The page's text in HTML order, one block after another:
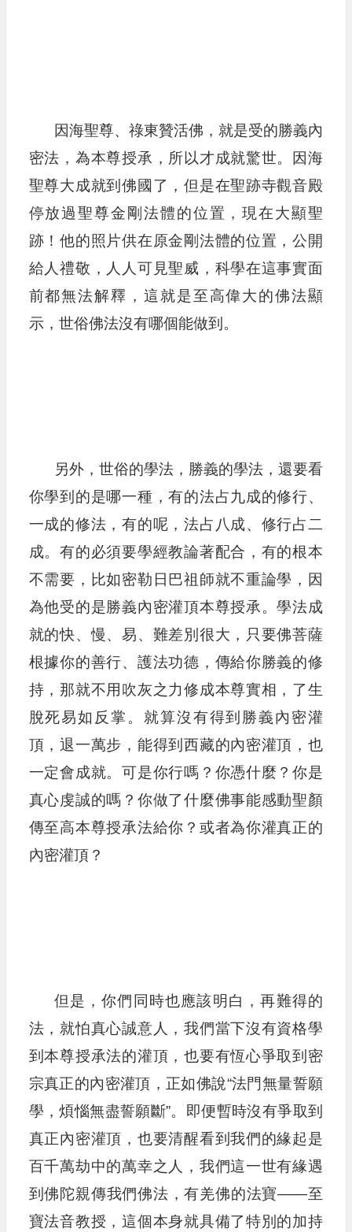
因海聖尊、祿東贊活佛，就是受的勝義內
密法，為本尊授承，所以才成就驚世。因海
聖尊大成就到佛國了，但是在聖跡寺觀音殿
停放過聖尊金剛法體的位置，現在大顯聖
跡！他的照片供在原金剛法體的位置，公開
給人禮敬，人人可見聖威，科學在這事實面
前都無法解釋，這就是至高偉大的佛法顯
示，世俗佛法沒有哪個能做到。
另外，世俗的學法，勝義的學法，還要看
你學到的是哪一種，有的法占九成的修行、
一成的修法，有的呢，法占八成、修行占二
成。有的必須要學經教論著配合，有的根本
不需要，比如密勒日巴祖師就不重論學，因
為他受的是勝義內密灌頂本尊授承。學法成
就的快、慢、易、難差別很大，只要佛菩薩
根據你的善行、護法功德，傳給你勝義的修
持，那就不用吹灰之力修成本尊實相，了生
脫死易如反掌。就算沒有得到勝義內密灌
頂，退一萬步，能得到西藏的內密灌頂，也
一定會成就。可是你行嗎？你憑什麼？你是
真心虔誠的嗎？你做了什麼佛事能感動聖顏
傳至高本尊授承法給你？或者為你灌真正的
內密灌頂？
但是，你們同時也應該明白，再難得的
法，就怕真心誠意人，我們當下沒有資格學
到本尊授承法的灌頂，也要有恆心爭取到密
宗真正的內密灌頂，正如佛說“法門無量誓願
學，煩惱無盡誓願斷”。即便暫時沒有爭取到
真正內密灌頂，也要清醒看到我們的緣起是
百千萬劫中的萬幸之人，我們這一世有緣遇
到佛陀親傳我們佛法，有羌佛的法寶——至
寶法音教授，這個本身就具備了特別的加持